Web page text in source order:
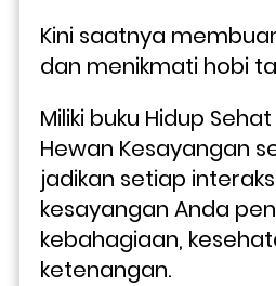
Kini saatnya
dan menikmati hobi
Miliki buku Hidup
Hewan Kesayangan
jadikan setiap
kesayangan Anda
kebahagiaan,
ketenangan.